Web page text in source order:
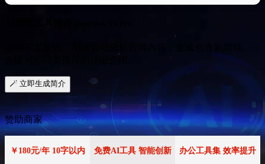
🪄 立即生成简介
赞助商家
￥180元/年 10字以内 免费AI工具 智能创新 办公工具集 效率提升